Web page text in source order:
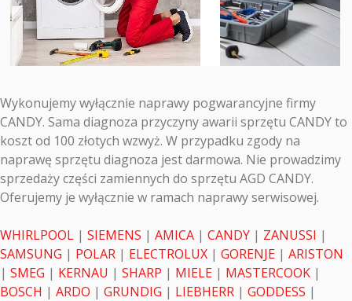
Wykonujemy wyłącznie naprawy pogwarancyjne firmy
CANDY. Sama diagnoza przyczyny awarii sprzętu CANDY to
koszt od 100 złotych wzwyż. W przypadku zgody na
naprawę sprzętu diagnoza jest darmowa. Nie prowadzimy
sprzedaży części zamiennych do sprzętu AGD CANDY.
Oferujemy je wyłącznie w ramach naprawy serwisowej.
WHIRLPOOL | SIEMENS | AMICA | CANDY | ZANUSSI |
SAMSUNG | POLAR | ELECTROLUX | GORENJE | ARISTON
| SMEG | KERNAU | SHARP | MIELE | MASTERCOOK |
BOSCH | ARDO | GRUNDIG | LIEBHERR | GODDESS |